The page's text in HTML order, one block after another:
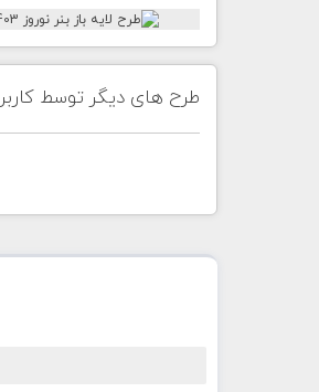
طرح های دیگر توسط کاربر MaMahaskari